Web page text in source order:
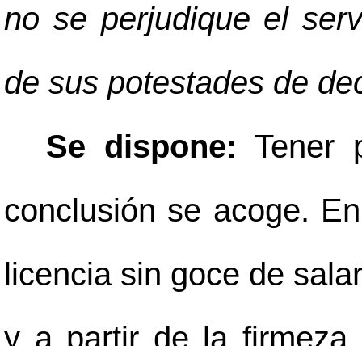
no se perjudique el
de sus potestades de
Se dispone:Tener
conclusión se acoge.
licencia sin goce de
y a partir de la firmeza